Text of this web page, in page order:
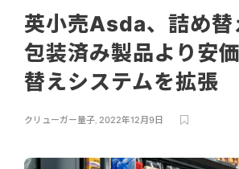
英小売Asda、詰め替
包装済み製品より安
替えシステムを拡張
クリューガー量子, 2022年12月9日